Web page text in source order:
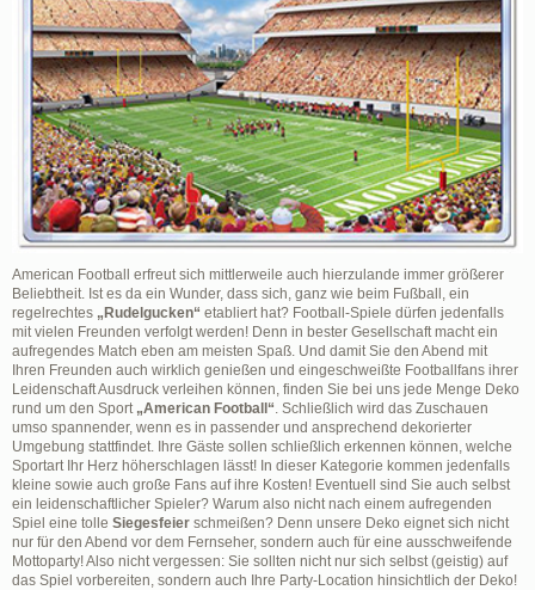
American Football erfreut sich mittlerweile auch hierzulande immer größerer
Beliebtheit. Ist es da ein Wunder, dass sich, ganz wie beim Fußball, ein
regelrechtes „Rudelgucken“ etabliert hat? Football-Spiele dürfen jedenfalls
mit vielen Freunden verfolgt werden! Denn in bester Gesellschaft macht ein
aufregendes Match eben am meisten Spaß. Und damit Sie den Abend mit
Ihren Freunden auch wirklich genießen und eingeschweißte Footballfans ihrer
Leidenschaft Ausdruck verleihen können, finden Sie bei uns jede Menge Deko
rund um den Sport „American Football“ . Schließlich wird das Zuschauen
umso spannender, wenn es in passender und ansprechend dekorierter
Umgebung stattfindet. Ihre Gäste sollen schließlich erkennen können, welche
Sportart Ihr Herz höherschlagen lässt! In dieser Kategorie kommen jedenfalls
kleine sowie auch große Fans auf ihre Kosten! Eventuell sind Sie auch selbst
ein leidenschaftlicher Spieler? Warum also nicht nach einem aufregenden
Spiel eine tolle Siegesfeier schmeißen? Denn unsere Deko eignet sich nicht
nur für den Abend vor dem Fernseher, sondern auch für eine ausschweifende
Mottoparty! Also nicht vergessen: Sie sollten nicht nur sich selbst (geistig) auf
das Spiel vorbereiten, sondern auch Ihre Party-Location hinsichtlich der Deko!